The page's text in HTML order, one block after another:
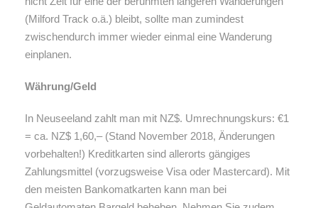
(Milford Track o.ä.) bleibt, sollte man zumindest
zwischendurch immer wieder einmal eine Wanderung
einplanen.
Währung/Geld
In Neuseeland zahlt man mit NZ$. Umrechnungskurs: €1
= ca. NZ$ 1,60,– (Stand November 2018, Änderungen
vorbehalten!) Kreditkarten sind allerorts gängiges
Zahlungsmittel (vorzugsweise Visa oder Mastercard). Mit
den meisten Bankomatkarten kann man bei